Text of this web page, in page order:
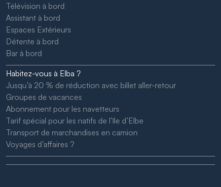
Télévision à bord
Assistant à bord
Espaces Extérieurs
Détente à bord
Bar à bord
Habitez-vous à Elba ?
Jusqu’à 20 % de réduction avec billet aller-retour
Groupes de vacances
Abonnement pour les navetteurs
Tarif spécial pour les natifs de l’île d’Elbe
Transport de marchandises en camion
Voyages d’affaires ?